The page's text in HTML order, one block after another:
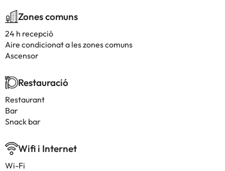
Zones comuns
24 h recepció
Aire condicionat a les zones comuns
Ascensor
Restauració
Restaurant
Bar
Snack bar
Wifi i Internet
Wi-Fi